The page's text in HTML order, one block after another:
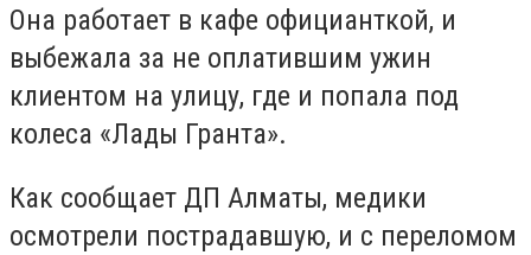
Она работает в кафе официанткой, и
выбежала за не оплатившим ужин
клиентом на улицу, где и попала под
колеса «Лады Гранта».
Как сообщает ДП Алматы, медики
осмотрели пострадавшую, и с переломом